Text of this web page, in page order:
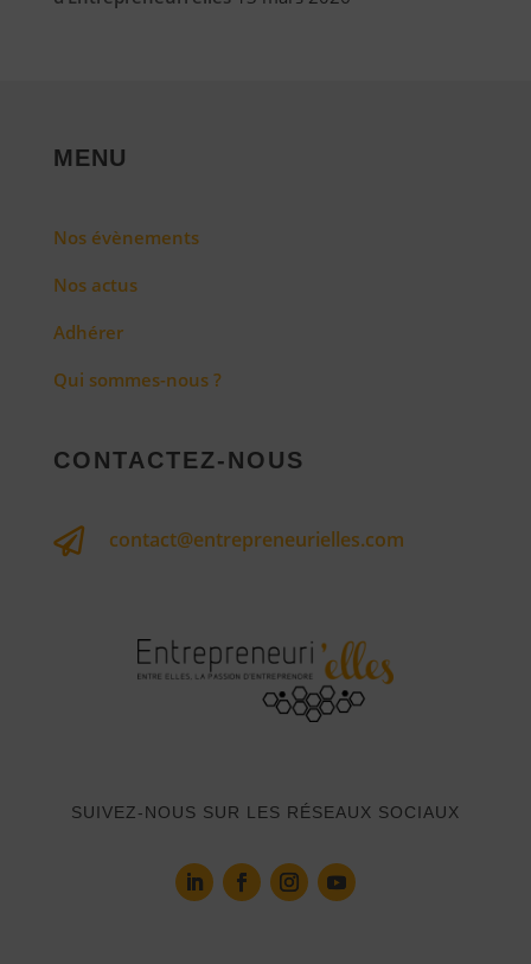
MENU
Nos évènements
Nos actus
Adhérer
Qui sommes-nous ?
CONTACTEZ-NOUS
 contact@entrepreneurielles.com
SUIVEZ-NOUS SUR LES RÉSEAUX SOCIAUX